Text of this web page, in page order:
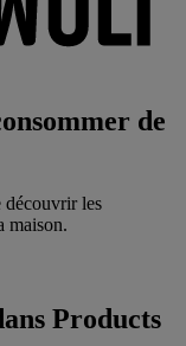
de
découvrir les
maison.
Products